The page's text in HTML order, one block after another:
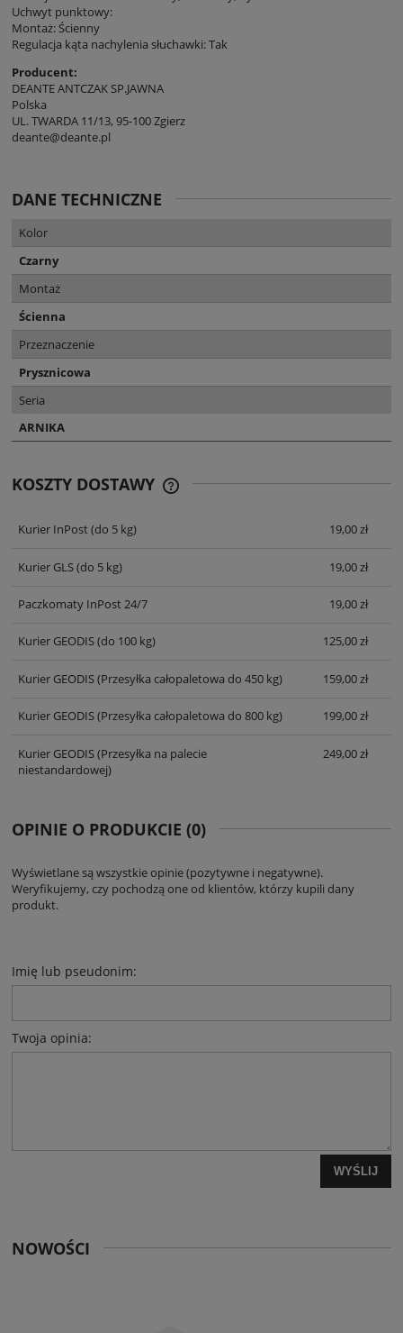
Uchwyt punktowy:
Montaż: Ścienny
Regulacja kąta nachylenia słuchawki: Tak
Producent:
DEANTE ANTCZAK SP.JAWNA
Polska
UL. TWARDA 11/13, 95-100 Zgierz
deante@deante.pl
DANE TECHNICZNE
Kolor
Czarny
Montaż
Ścienna
Przeznaczenie
Prysznicowa
Seria
ARNIKA
KOSZTY DOSTAWY
Kurier InPost(do 5 kg) 19,00 zł
Kurier GLS(do 5 kg) 19,00 zł
Paczkomaty InPost 24/7 19,00 zł
Kurier GEODIS(do 100 kg) 125,00 zł
Kurier GEODIS(Przesyłka całopaletowa do 450 kg) 159,00 zł
Kurier GEODIS(Przesyłka całopaletowa do 800 kg) 199,00 zł
Kurier GEODIS(Przesyłka na palecie
niestandardowej)
249,00 zł
OPINIE O PRODUKCIE (0)
Wyświetlane są wszystkie opinie (pozytywne i negatywne).
Weryfikujemy, czy pochodzą one od klientów, którzy kupili dany
produkt.
Imię lub pseudonim:
Twoja opinia:
WYŚLIJ
NOWOŚCI